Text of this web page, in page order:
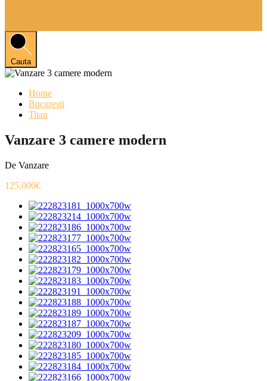
Cauta
Home
Bucuresti
Titan
Vanzare 3 camere modern
De Vanzare
125,000€